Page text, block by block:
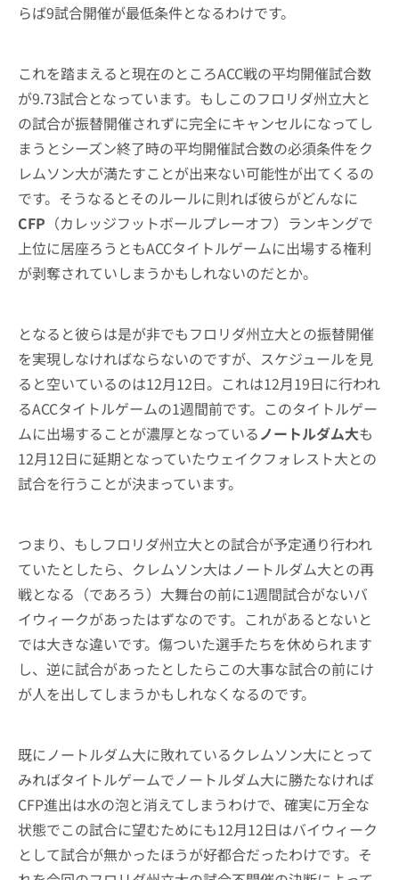
らば9試合開催が最低条件となるわけです。
これを踏まえると現在のところACC戦の平均開催試合数
が9.73試合となっています。もしこのフロリダ州立大と
の試合が振替開催されずに完全にキャンセルになってし
まうとシーズン終了時の平均開催試合数の必須条件をク
レムソン大が満たすことが出来ない可能性が出てくるの
です。そうなるとそのルールに則れば彼らがどんなに
CFP （カレッジフットボールプレーオフ）ランキングで
上位に居座ろうともACCタイトルゲームに出場する権利
が剥奪されていしまうかもしれないのだとか。
となると彼らは是が非でもフロリダ州立大との振替開催
を実現しなければならないのですが、スケジュールを見
ると空いているのは12月12日。これは12月19日に行われ
るACCタイトルゲームの1週間前です。このタイトルゲー
ムに出場することが濃厚となっているノートルダム大も
12月12日に延期となっていたウェイクフォレスト大との
試合を行うことが決まっています。
つまり、もしフロリダ州立大との試合が予定通り行われ
ていたとしたら、クレムソン大はノートルダム大との再
戦となる（であろう）大舞台の前に1週間試合がないバ
イウィークがあったはずなのです。これがあるとないと
では大きな違いです。傷ついた選手たちを休められます
し、逆に試合があったとしたらこの大事な試合の前にけ
が人を出してしまうかもしれなくなるのです。
既にノートルダム大に敗れているクレムソン大にとって
みればタイトルゲームでノートルダム大に勝たなければ
CFP進出は水の泡と消えてしまうわけで、確実に万全な
状態でこの試合に望むためにも12月12日はバイウィーク
として試合が無かったほうが好都合だったわけです。そ